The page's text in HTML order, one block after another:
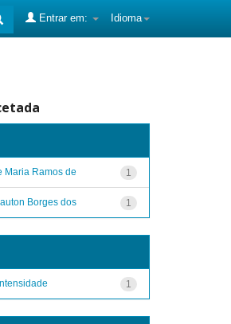
Idioma
Entrar em:
1
Maria Ramos de
1
Borges dos
1